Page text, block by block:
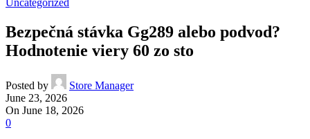
Bezpečná stávka Gg289 alebo podvod?
Hodnotenie viery 60 zo sto
Posted by
Store Manager
June 23, 2026
On June 18, 2026
0